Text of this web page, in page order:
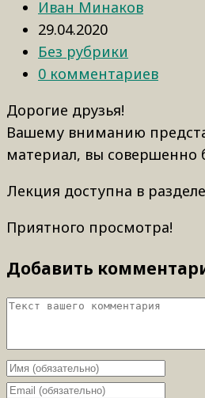
Иван Минаков
29.04.2020
Без рубрики
0 комментариев
Дорогие друзья!
Вашему вниманию
материал, вы совершенно
Лекция доступна в
Приятного просмотра!
Добавить